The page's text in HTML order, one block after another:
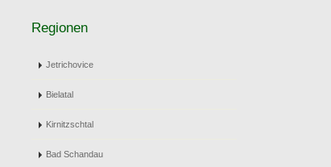
Regionen
Jetrichovice
Bielatal
Kirnitzschtal
Bad Schandau